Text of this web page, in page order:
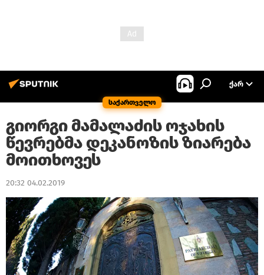
საქართველო
ᲥᲐᲠ
გიორგი მამალაძის ოჯახის
წევრებმა დეკანოზის ზიარება
მოითხოვეს
20:32 04.02.2019